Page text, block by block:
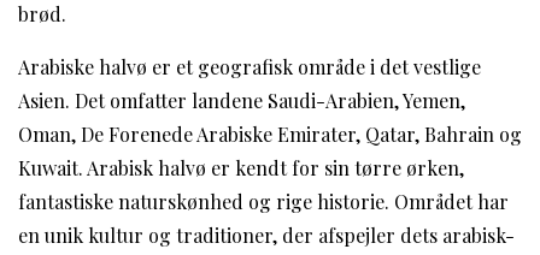
brød.
Arabiske halvø er et geografisk område i det vestlige
Asien. Det omfatter landene Saudi-Arabien, Yemen,
Oman, De Forenede Arabiske Emirater, Qatar, Bahrain og
Kuwait. Arabisk halvø er kendt for sin tørre ørken,
fantastiske naturskønhed og rige historie. Området har
en unik kultur og traditioner, der afspejler dets arabisk-